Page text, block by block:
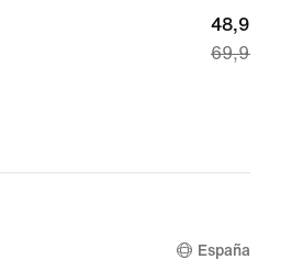
current
price
69,99 €
48,99 €
69,99 €
España